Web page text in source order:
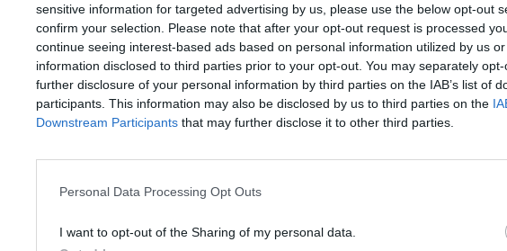
sensitive information for targeted advertising by us, please use the below opt-out
confirm your selection. Please note that after your opt-out request is processed
continue seeing interest-based ads based on personal information utilized by us
information disclosed to third parties prior to your opt-out. You may separately
further disclosure of your personal information by third parties on the IAB’s list of
participants. This information may also be disclosed by us to third parties on the
Downstream Participants that may further disclose it to other third parties.
Personal Data Processing Opt Outs
I want to opt-out of the Sharing of my personal data.
7